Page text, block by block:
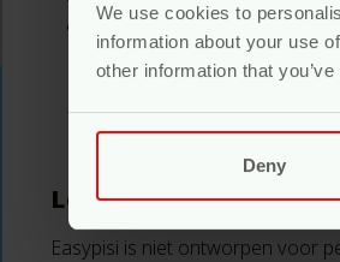
We use cookies to
information about your use
other information that
Deny
Handig om erbij te gebruiken:
Cover, bekijkhier
Anti Slipbandje, bekijk
Bömmi houder, bekijk
Let op!
Easypisi is niet ontworpen voor